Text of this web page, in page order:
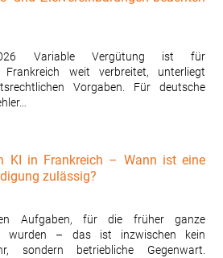
Variable Vergütung ist für
Frankreich weit verbreitet, unterliegt
Vorgaben. Für deutsche
KI in Frankreich – Wann ist eine
zulässig?
Aufgaben, für die früher ganze
wurden – das ist inzwischen kein
sondern betriebliche Gegenwart.